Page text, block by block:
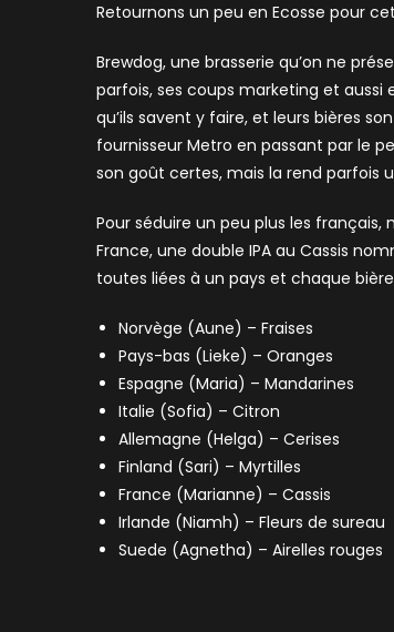
Retournons un peu en Ecosse pour
Brewdog, une brasserie qu’on ne
parfois, ses coups marketing et
qu’ils savent y faire, et leurs bières
fournisseur Metro en passant par le
son goût certes, mais la rend parfois
Pour séduire un peu plus les
France, une double IPA au Cassis
toutes liées à un pays et chaque
Norvège (Aune) – Fraises
Pays-bas (Lieke) – Oranges
Espagne (Maria) – Mandarines
Italie (Sofia) – Citron
Allemagne (Helga) – Cerises
Finland (Sari) – Myrtilles
France (Marianne) – Cassis
Irlande (Niamh) – Fleurs de sureau
Suede (Agnetha) – Airelles rouges